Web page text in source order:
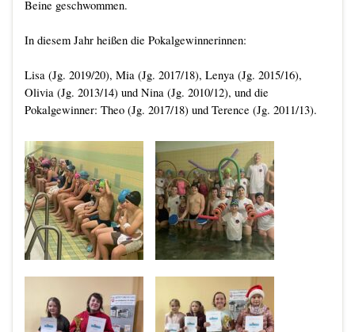
Beine geschwommen.
In diesem Jahr heißen die Pokalgewinnerinnen:
Lisa (Jg. 2019/20), Mia (Jg. 2017/18), Lenya (Jg. 2015/16),
Olivia (Jg. 2013/14) und Nina (Jg. 2010/12), und die
Pokalgewinner: Theo (Jg. 2017/18) und Terence (Jg. 2011/13).